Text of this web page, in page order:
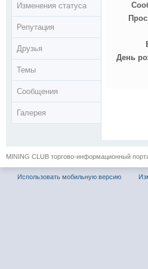
Изменения статуса
Репутация
Друзья
Темы
Сообщения
Галерея
День
MINING CLUB торгово-информационный
Использовать мобильную версию